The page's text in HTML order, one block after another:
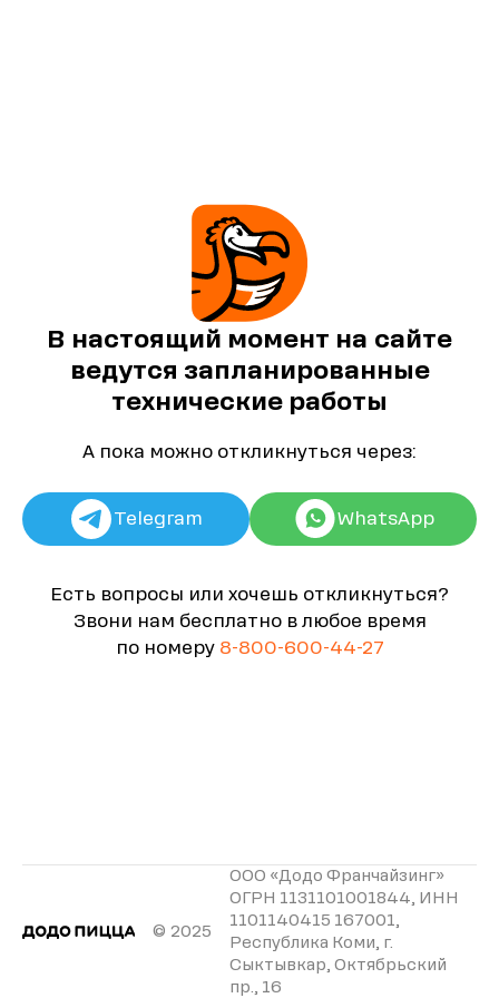
В настоящий момент на сайте
ведутся запланированные
технические работы
А пока можно откликнуться через:
Telegram WhatsApp
Есть вопросы или хочешь откликнуться?
Звони нам бесплатно в любое время
по номеру 8-800-600-44-27
© 2025
ООО «Додо Франчайзинг»
ОГРН 1131101001844, ИНН
1101140415 167001,
Республика Коми, г.
Сыктывкар, Октябрьский
пр., 16